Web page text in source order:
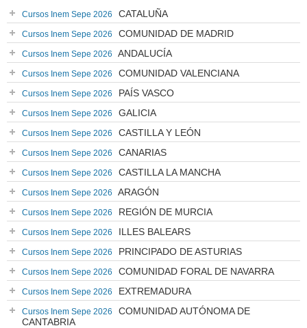
Cursos Inem Sepe 2026 CATALUÑA
Cursos Inem Sepe 2026 COMUNIDAD DE MADRID
Cursos Inem Sepe 2026 ANDALUCÍA
Cursos Inem Sepe 2026 COMUNIDAD VALENCIANA
Cursos Inem Sepe 2026 PAÍS VASCO
Cursos Inem Sepe 2026 GALICIA
Cursos Inem Sepe 2026 CASTILLA Y LEÓN
Cursos Inem Sepe 2026 CANARIAS
Cursos Inem Sepe 2026 CASTILLA LA MANCHA
Cursos Inem Sepe 2026 ARAGÓN
Cursos Inem Sepe 2026 REGIÓN DE MURCIA
Cursos Inem Sepe 2026 ILLES BALEARS
Cursos Inem Sepe 2026 PRINCIPADO DE ASTURIAS
Cursos Inem Sepe 2026 COMUNIDAD FORAL DE NAVARRA
Cursos Inem Sepe 2026 EXTREMADURA
Cursos Inem Sepe 2026
COMUNIDAD AUTÓNOMA DE
CANTABRIA